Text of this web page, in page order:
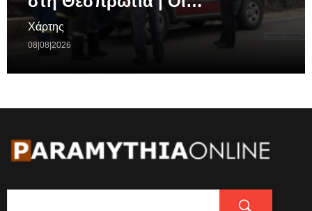
Χάρτης
08|08|2026